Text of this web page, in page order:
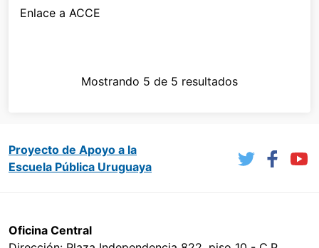
Enlace a ACCE
Mostrando 5 de 5 resultados
Proyecto de Apoyo a la
Escuela Pública Uruguaya
Oficina Central